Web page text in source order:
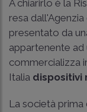
A chiarirlo è la
resa
presentato da
appartenente ad
commercializza
Italia dispositivi
La società prima